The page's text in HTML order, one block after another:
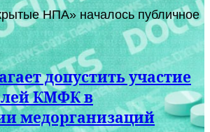
НПА» началось публичное
допустить участие
КМФК в
медорганизаций